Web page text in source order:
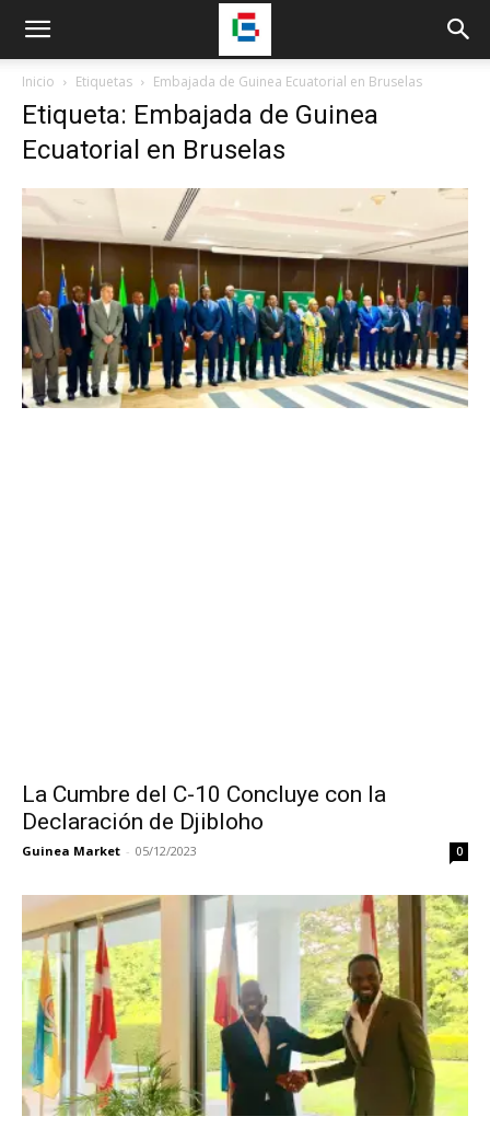
Inicio Etiquetas Embajada de Guinea Ecuatorial en Bruselas
Etiqueta: Embajada de Guinea
Ecuatorial en Bruselas
La Cumbre del C-10 Concluye con la
Declaración de Djibloho
Guinea Market - 05/12/2023 0